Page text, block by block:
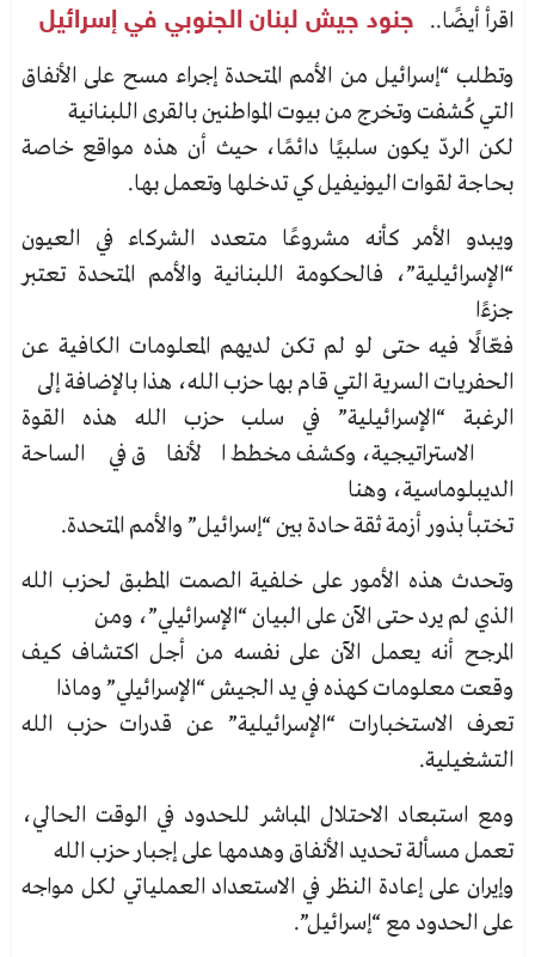
اقرأ أيضًا..
جنود جيش لبنان الجنوبي في إسرائيل
وتطلب “إسرائيل من الأمم المتحدة إجراء مسح على الأنفاق
التي كُشفت وتخرج من بيوت المواطنين بالقرى اللبنانية
لكن الردّ يكون سلبيًا دائمًا، حيث أن هذه مواقع خاصة
بحاجة لقوات اليونيفيل كي تدخلها وتعمل بها.
ويبدو الأمر كأنه مشروعًا متعدد الشركاء في العيون
“الإسرائيلية”، فالحكومة اللبنانية والأمم المتحدة تعتبر
جزءًا
فعّالًا فيه حتى لو لم تكن لديهم المعلومات الكافية عن
الحفريات السرية التي قام بها حزب الله، هذا بالإضافة إلى
الرغبة “الإسرائيلية” في سلب حزب الله هذه القوة
الاستراتيجية، وكشف مخطط الأنفاق في الساحة
الديبلوماسية، وهنا
تختبأ بذور أزمة ثقة حادة بين “إسرائيل” والأمم المتحدة.
وتحدث هذه الأمور على خلفية الصمت المطبق لحزب الله
الذي لم يرد حتى الآن على البيان “الإسرائيلي”، ومن
المرجح أنه يعمل الآن على نفسه من أجل اكتشاف كيف
وقعت معلومات كهذه في يد الجيش “الإسرائيلي” وماذا
تعرف الاستخبارات “الإسرائيلية” عن قدرات حزب الله
التشغيلية.
ومع استبعاد الاحتلال المباشر للحدود في الوقت الحالي،
تعمل مسألة تحديد الأنفاق وهدمها على إجبار حزب الله
وإيران على إعادة النظر في الاستعداد العملياتي لكل مواجه
على الحدود مع “إسرائيل”.